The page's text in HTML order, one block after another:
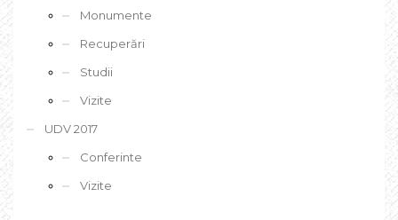
Monumente
Recuperări
Studii
Vizite
UDV 2017
Conferinte
Vizite